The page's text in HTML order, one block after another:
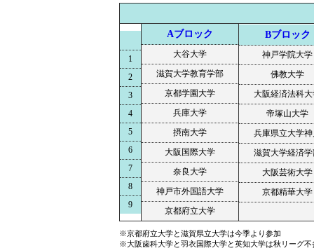
1
2
3
4
5
6
7
8
9
Aブロック
大谷大学
滋賀大学教育学部
京都学園大学
兵庫大学
摂南大学
大阪国際大学
奈良大学
神戸市外国語大学
京都府立大学
Bブロック
神戸学院大学
佛教大学
大阪経済法科
帝塚山大学
兵庫県立大学
滋賀大学経済
大阪芸術大学
京都精華大学
※京都府立大学と滋賀県立大学は今季より参加
※大阪歯科大学と羽衣国際大学と英知大学は秋リーグ不